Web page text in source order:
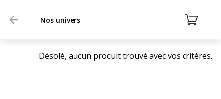
Nos univers
Désolé, aucun produit trouvé avec vos critères.